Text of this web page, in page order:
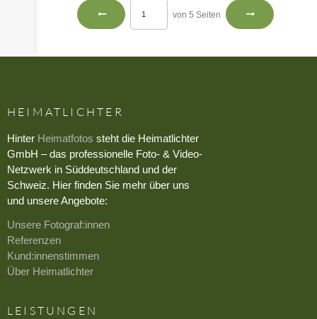
von 5 Seiten
HEIMATLICHTER
Hinter Heimatfotos steht die Heimatlichter
GmbH – das professionelle Foto- & Video-
Netzwerk in Süddeutschland und der
Schweiz. Hier finden Sie mehr über uns
und unsere Angebote:
Unsere Fotograf:innen
Referenzen
Kund:innenstimmen
Über Heimatlichter
LEISTUNGEN